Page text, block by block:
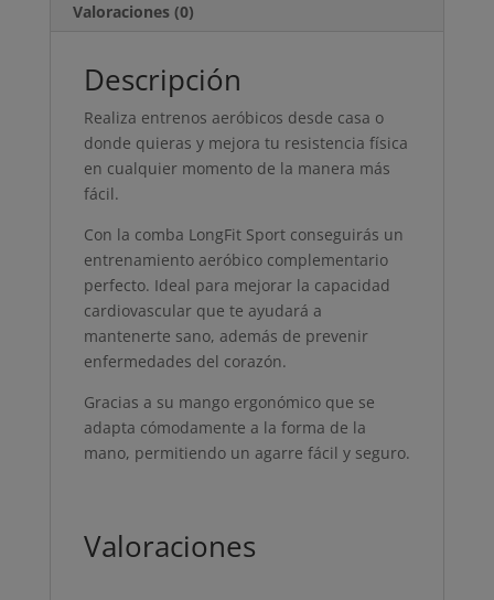
Valoraciones (0)
Descripción
Realiza entrenos aeróbicos desde casa o
donde quieras y mejora tu resistencia física
en cualquier momento de la manera más
fácil.
Con la comba LongFit Sport conseguirás un
entrenamiento aeróbico complementario
perfecto. Ideal para mejorar la capacidad
cardiovascular que te ayudará a
mantenerte sano, además de prevenir
enfermedades del corazón.
Gracias a su mango ergonómico que se
adapta cómodamente a la forma de la
mano, permitiendo un agarre fácil y seguro.
Valoraciones